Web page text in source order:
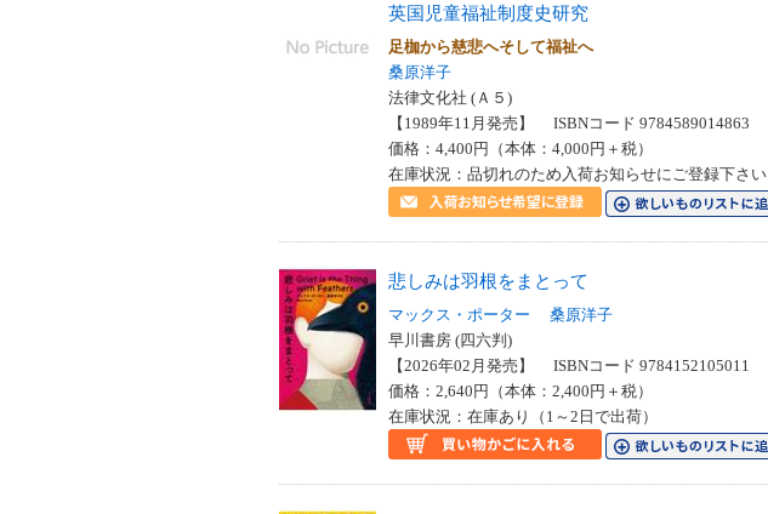
英国児童福祉制度史研究
足枷から慈悲へそして福祉へ
桑原洋子
法律文化社 (Ａ５)
【1989年11月発売】 ISBNコード 9784589014863
価格：4,400円（本体：4,000円＋税）
在庫状況：品切れのため入荷お知らせにご登録下さい
悲しみは羽根をまとって
マックス・ポーター
桑原洋子
早川書房 (四六判)
【2026年02月発売】 ISBNコード 9784152105011
価格：2,640円（本体：2,400円＋税）
在庫状況：在庫あり（1～2日で出荷）